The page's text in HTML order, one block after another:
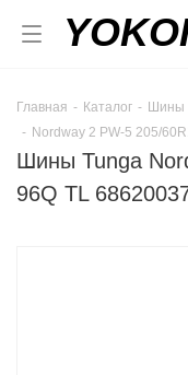
Главная - Каталог - Шины
- Nordway 2 PW-5 205/
Шины Tunga
96Q TL